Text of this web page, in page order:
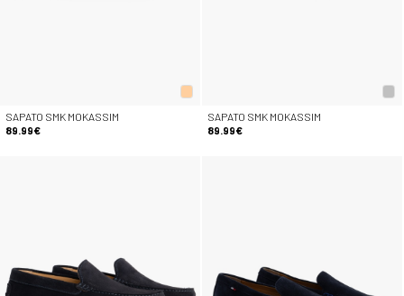
SAPATO SMK MOKASSIM
89.99€
SAPATO SMK MOKASSIM
89.99€